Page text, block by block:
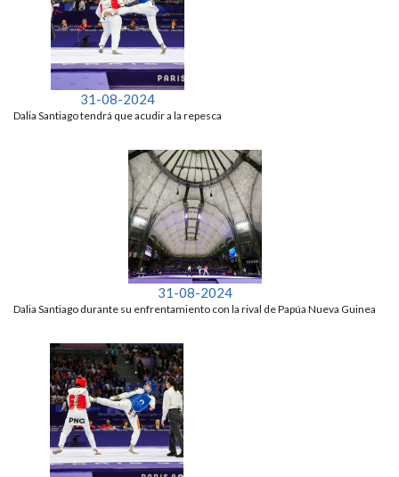
31-08-2024
Dalia Santiago tendrá que acudir a la repesca
31-08-2024
Dalia Santiago durante su enfrentamiento con la rival de Papúa Nueva Guinea